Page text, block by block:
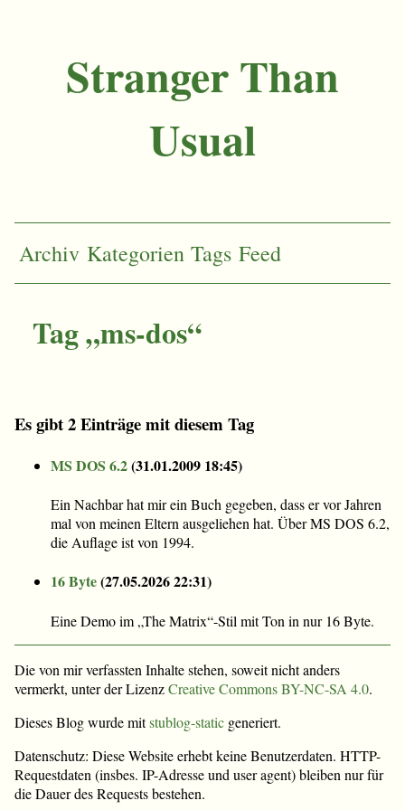
Stranger Than
Usual
Archiv Kategorien Tags Feed
Tag „ms-dos“
Es gibt 2 Einträge mit diesem Tag
MS DOS 6.2(31.01.2009 18:45)
Ein Nachbar hat mir ein Buch gegeben, dass er vor Jahren
mal von meinen Eltern ausgeliehen hat. Über MS DOS 6.2,
die Auflage ist von 1994.
16 Byte(27.05.2026 22:31)
Eine Demo im „The Matrix“-Stil mit Ton in nur 16 Byte.
Die von mir verfassten Inhalte stehen, soweit nicht anders
vermerkt, unter der LizenzCreative Commons BY-NC-SA 4.0.
Dieses Blog wurde mitstublog-static generiert.
Datenschutz: Diese Website erhebt keine Benutzerdaten. HTTP-
Requestdaten (insbes. IP-Adresse und user agent) bleiben nur für
die Dauer des Requests bestehen.